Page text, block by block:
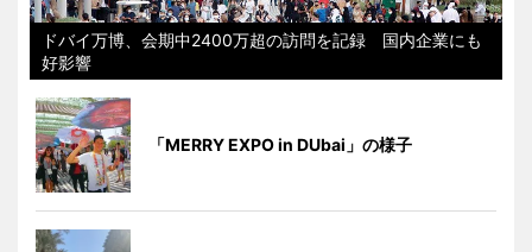
ドバイ万博、会期中2400万超の訪問を記録 国内企業にも
好影響
「MERRY EXPO in DUbai」の様子